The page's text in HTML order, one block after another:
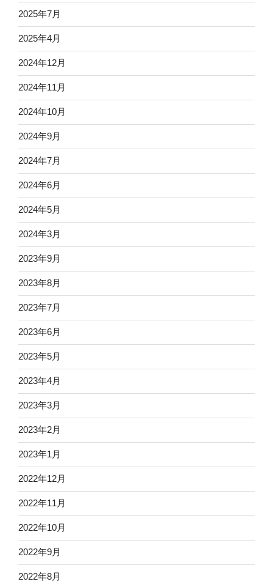
2025年7月
2025年4月
2024年12月
2024年11月
2024年10月
2024年9月
2024年7月
2024年6月
2024年5月
2024年3月
2023年9月
2023年8月
2023年7月
2023年6月
2023年5月
2023年4月
2023年3月
2023年2月
2023年1月
2022年12月
2022年11月
2022年10月
2022年9月
2022年8月